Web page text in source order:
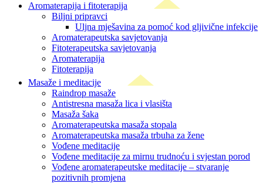
Aromaterapija i fitoterapija
Biljni pripravci
Uljna mješavina za pomoć kod gljivične infekcije
Aromaterapeutska savjetovanja
Fitoterapeutska savjetovanja
Aromaterapija
Fitoterapija
Masaže i meditacije
Raindrop masaže
Antistresna masaža lica i vlasišta
Masaža šaka
Aromaterapeutska masaža stopala
Aromaterapeutska masaža trbuha za žene
Vođene meditacije
Vođene meditacije za mirnu trudnoću i svjestan porod
Vođene aromaterapeutske meditacije – stvaranje
pozitivnih promjena